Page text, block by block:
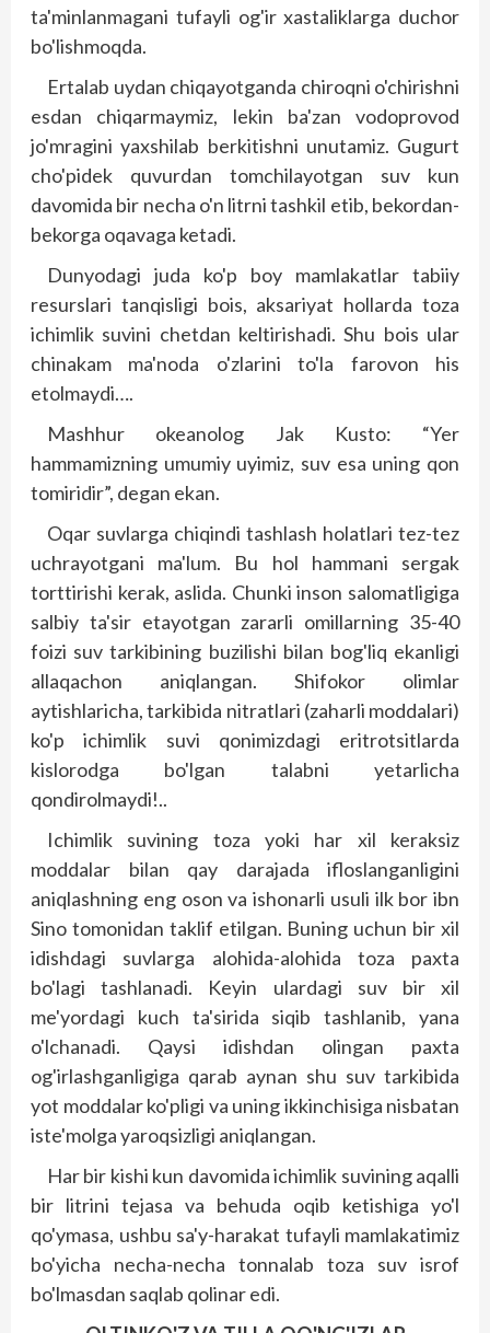
ta'minlanmagani tufayli og'ir xastaliklarga duchor
bo'lishmoqda.
Ertalab uydan chiqayotganda chiroqni o'chirishni
esdan chiqarmaymiz, lekin ba'zan vodoprovod
jo'mragini yaxshilab berkitishni unutamiz. Gugurt
cho'pidek quvurdan tomchilayotgan suv kun
davomida bir necha o'n litrni tashkil etib, bekordan-
bekorga oqavaga ketadi.
Dunyodagi juda ko'p boy mamlakatlar tabiiy
resurslari tanqisligi bois, aksariyat hollarda toza
ichimlik suvini chetdan keltirishadi. Shu bois ular
chinakam ma'noda o'zlarini to'la farovon his
etolmaydi….
Mashhur okeanolog Jak Kusto: “Yer
hammamizning umumiy uyimiz, suv esa uning qon
tomiridir”, degan ekan.
Oqar suvlarga chiqindi tashlash holatlari tez-tez
uchrayotgani ma'lum. Bu hol hammani sergak
torttirishi kerak, aslida. Chunki inson salomatligiga
salbiy ta'sir etayotgan zararli omillarning 35-40
foizi suv tarkibining buzilishi bilan bog'liq ekanligi
allaqachon aniqlangan. Shifokor olimlar
aytishlaricha, tarkibida nitratlari (zaharli moddalari)
ko'p ichimlik suvi qonimizdagi eritrotsitlarda
kislorodga bo'lgan talabni yetarlicha
qondirolmaydi!..
Ichimlik suvining toza yoki har xil keraksiz
moddalar bilan qay darajada ifloslanganligini
aniqlashning eng oson va ishonarli usuli ilk bor ibn
Sino tomonidan taklif etilgan. Buning uchun bir xil
idishdagi suvlarga alohida-alohida toza paxta
bo'lagi tashlanadi. Keyin ulardagi suv bir xil
me'yordagi kuch ta'sirida siqib tashlanib, yana
o'lchanadi. Qaysi idishdan olingan paxta
og'irlashganligiga qarab aynan shu suv tarkibida
yot moddalar ko'pligi va uning ikkinchisiga nisbatan
iste'molga yaroqsizligi aniqlangan.
Har bir kishi kun davomida ichimlik suvining aqalli
bir litrini tejasa va behuda oqib ketishiga yo'l
qo'ymasa, ushbu sa'y-harakat tufayli mamlakatimiz
bo'yicha necha-necha tonnalab toza suv isrof
bo'lmasdan saqlab qolinar edi.